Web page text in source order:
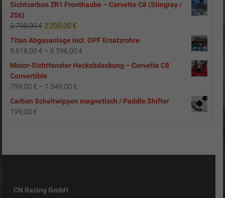
Sichtcarbon ZR1 Fronthaube – Corvette C8 (Stingray /
Z06)
2.790,00€ Ursprünglicher
Preis
2.790,00 €
2.290,00 €Aktueller
Preis
Titan Abgasanlage incl. OPF Ersatzrohre
5.618,00 € – 6.596,00 €
Motor-Sichtfenster Heckabdeckung – Corvette C8
Convertible
799,00 € – 1.349,00 €
Carbon Schaltwippen magnetisch / Paddle Shifter
199,00 €
CN Racing GmbH